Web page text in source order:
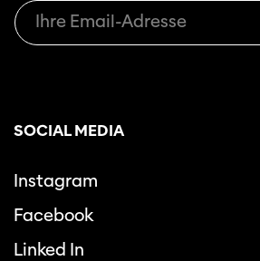
SOCIAL MEDIA
Instagram
Facebook
Linked In